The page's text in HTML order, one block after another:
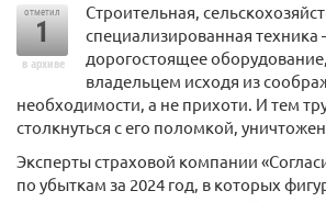
отметил
1
в архиве
Строительная,
специализированная техника
дорогостоящее
владельцем исходя из
необходимости, а не прихоти. И тем
столкнуться с его поломкой,
Эксперты страховой компании
по убыткам за 2024 год, в которых